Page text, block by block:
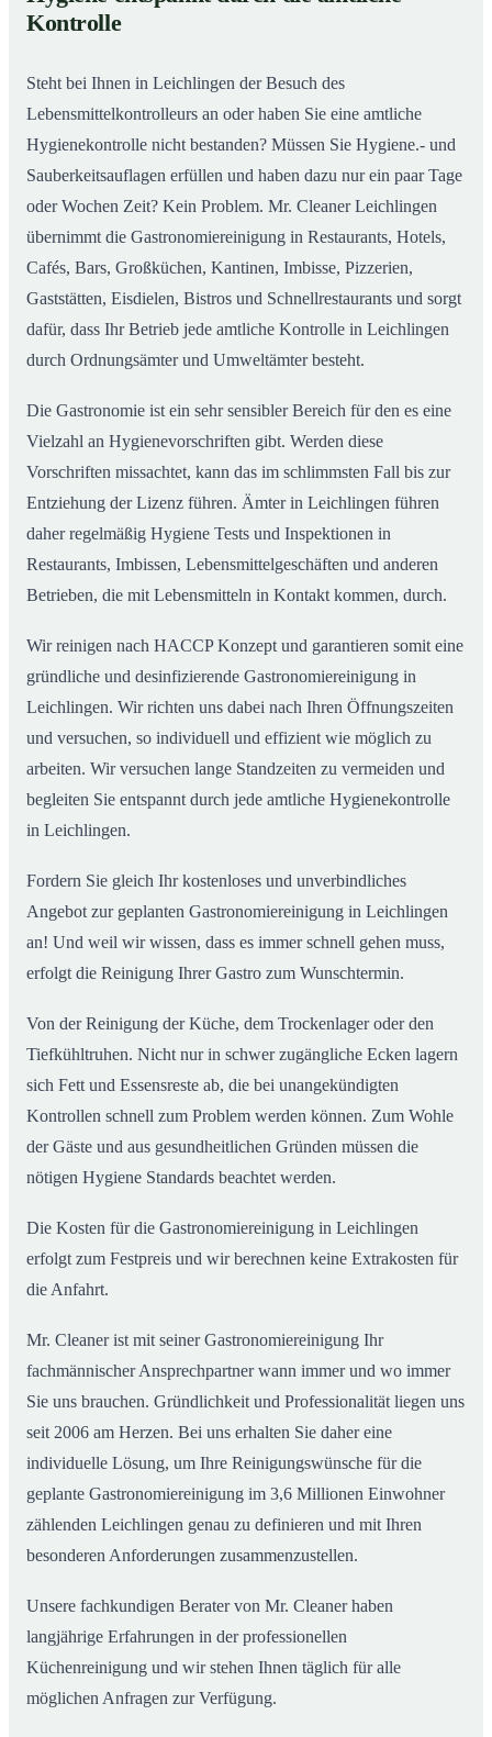
02Gastronomiereinigung in Leichlingen – Qualität,
die man sieht
Kontrolle
Steht bei Ihnen in Leichlingen der Besuch des
Lebensmittelkontrolleurs an oder haben Sie eine amtliche
Hygienekontrolle nicht bestanden? Müssen Sie Hygiene.- und
Sauberkeitsauflagen erfüllen und haben dazu nur ein paar Tage
oder Wochen Zeit? Kein Problem. Mr. Cleaner Leichlingen
übernimmt die Gastronomiereinigung in Restaurants, Hotels,
Cafés, Bars, Großküchen, Kantinen, Imbisse, Pizzerien,
Gaststätten, Eisdielen, Bistros und Schnellrestaurants und sorgt
dafür, dass Ihr Betrieb jede amtliche Kontrolle in Leichlingen
durch Ordnungsämter und Umweltämter besteht.
Die Gastronomie ist ein sehr sensibler Bereich für den es eine
Vielzahl an Hygienevorschriften gibt. Werden diese
Vorschriften missachtet, kann das im schlimmsten Fall bis zur
Entziehung der Lizenz führen. Ämter in Leichlingen führen
daher regelmäßig Hygiene Tests und Inspektionen in
Restaurants, Imbissen, Lebensmittelgeschäften und anderen
Betrieben, die mit Lebensmitteln in Kontakt kommen, durch.
Wir reinigen nach HACCP Konzept und garantieren somit eine
gründliche und desinfizierende Gastronomiereinigung in
Leichlingen. Wir richten uns dabei nach Ihren Öffnungszeiten
und versuchen, so individuell und effizient wie möglich zu
arbeiten. Wir versuchen lange Standzeiten zu vermeiden und
begleiten Sie entspannt durch jede amtliche Hygienekontrolle
in Leichlingen.
Fordern Sie gleich Ihr kostenloses und unverbindliches
Angebot zur geplanten Gastronomiereinigung in Leichlingen
an! Und weil wir wissen, dass es immer schnell gehen muss,
erfolgt die Reinigung Ihrer Gastro zum Wunschtermin.
Von der Reinigung der Küche, dem Trockenlager oder den
Tiefkühltruhen. Nicht nur in schwer zugängliche Ecken lagern
sich Fett und Essensreste ab, die bei unangekündigten
Kontrollen schnell zum Problem werden können. Zum Wohle
der Gäste und aus gesundheitlichen Gründen müssen die
nötigen Hygiene Standards beachtet werden.
Die Kosten für die Gastronomiereinigung in Leichlingen
erfolgt zum Festpreis und wir berechnen keine Extrakosten für
die Anfahrt.
Mr. Cleaner ist mit seiner Gastronomiereinigung Ihr
fachmännischer Ansprechpartner wann immer und wo immer
Sie uns brauchen. Gründlichkeit und Professionalität liegen uns
seit 2006 am Herzen. Bei uns erhalten Sie daher eine
individuelle Lösung, um Ihre Reinigungswünsche für die
geplante Gastronomiereinigung im 3,6 Millionen Einwohner
zählenden Leichlingen genau zu definieren und mit Ihren
besonderen Anforderungen zusammenzustellen.
Unsere fachkundigen Berater von Mr. Cleaner haben
langjährige Erfahrungen in der professionellen
Küchenreinigung und wir stehen Ihnen täglich für alle
möglichen Anfragen zur Verfügung.